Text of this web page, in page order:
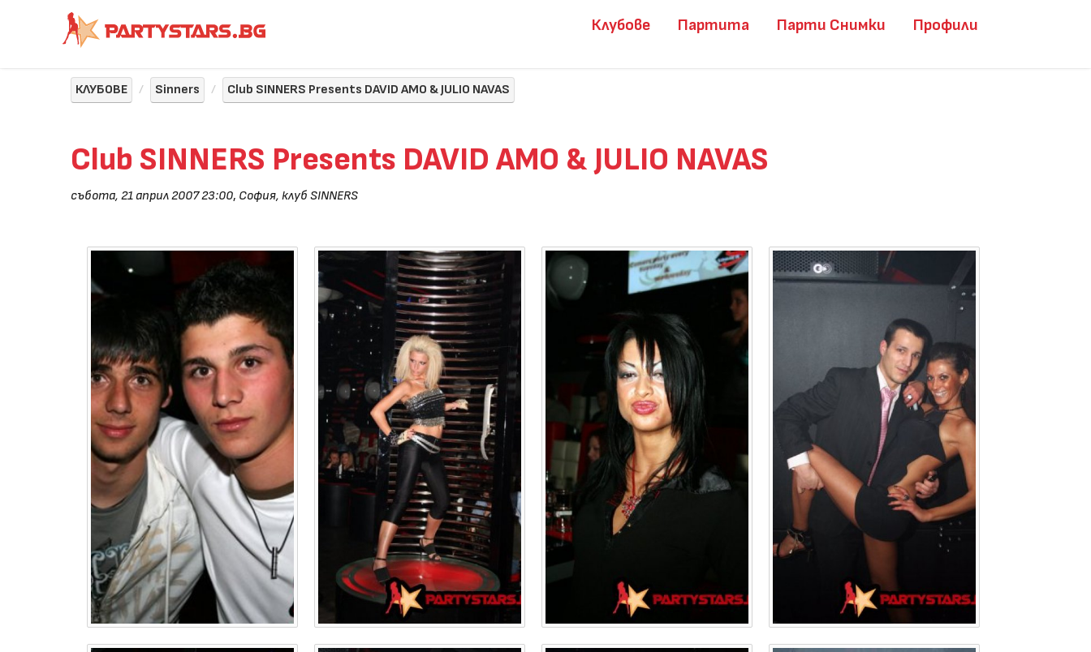
Клубове Партита Парти Снимки Профили
КЛУБОВЕ Sinners Club SINNERS Presents DAVID AMO & JULIO NAVAS
Club SINNERS Presents DAVID AMO & JULIO NAVAS
събота, 21 април 2007 23:00, София, клуб SINNERS